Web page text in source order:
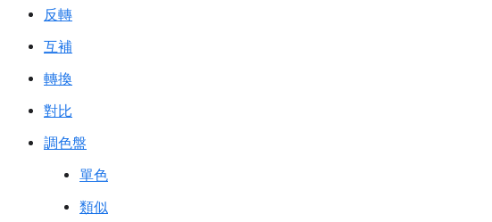
反轉
互補
轉換
對比
調色盤
單色
類似